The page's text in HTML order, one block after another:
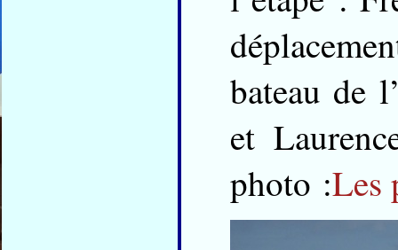
bateau de
et
photo :Les